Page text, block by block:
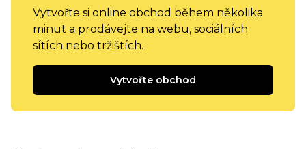
Vytvořte si online obchod během několika
minut a prodávejte na webu, sociálních
sítích nebo tržištích.
Vytvořte obchod